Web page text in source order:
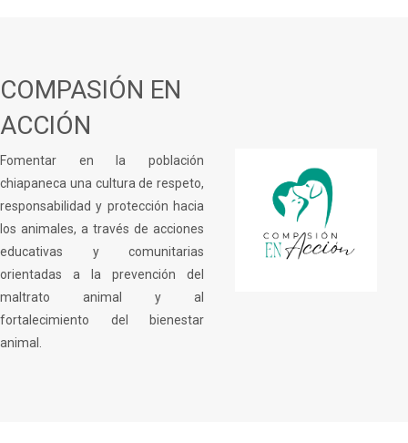
COMPASIÓN EN
ACCIÓN
Fomentar en la población
chiapaneca una cultura de respeto,
responsabilidad y protección hacia
los animales, a través de acciones
educativas y comunitarias
orientadas a la prevención del
maltrato animal y al
fortalecimiento del bienestar
animal.